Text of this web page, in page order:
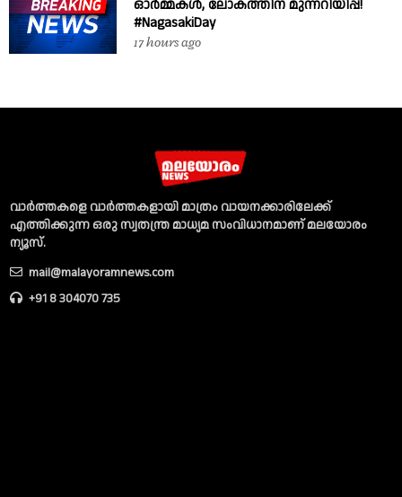
ഓർമ്മകൾ, ലോകത്തിന് മുന്നറിയിപ്പ്!
#NagasakiDay
17 hours ago
വാര്‍ത്തകളെ വാര്‍ത്തകളായി മാത്രം വായനക്കാരിലേക്ക്
എത്തിക്കുന്ന ഒരു സ്വതന്ത്ര മാധ്യമ സംവിധാനമാണ് മലയോരം
ന്യൂസ്‌.
mail@malayoramnews.com
+91 8 304070 735